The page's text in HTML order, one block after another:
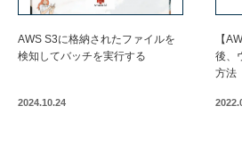
AWS S3に格納されたファイルを
検知してバッチを実行する
2024.10.24
【
後、
方法